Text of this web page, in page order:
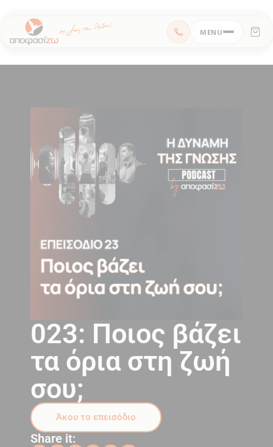
Μεταπηδήστε
στο
περιεχόμενο
MENU
023: Ποιος βάζει
τα όρια στη ζωή
σου;
Άκου το επεισόδιο
Share it: